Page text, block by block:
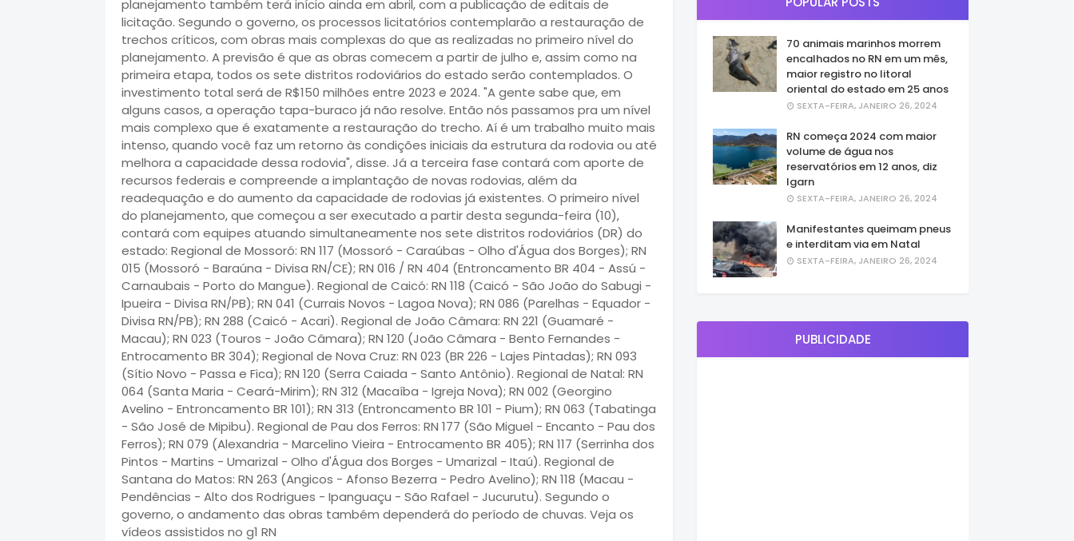
planejamento também terá início ainda em abril, com a publicação de editais de
licitação. Segundo o governo, os processos licitatórios contemplarão a restauração de
trechos críticos, com obras mais complexas do que as realizadas no primeiro nível do
planejamento. A previsão é que as obras comecem a partir de julho e, assim como na
primeira etapa, todos os sete distritos rodoviários do estado serão contemplados. O
investimento total será de R$150 milhões entre 2023 e 2024. "A gente sabe que, em
alguns casos, a operação tapa-buraco já não resolve. Então nós passamos pra um nível
mais complexo que é exatamente a restauração do trecho. Aí é um trabalho muito mais
intenso, quando você faz um retorno às condições iniciais da estrutura da rodovia ou até
melhora a capacidade dessa rodovia", disse. Já a terceira fase contará com aporte de
recursos federais e compreende a implantação de novas rodovias, além da
readequação e do aumento da capacidade de rodovias já existentes. O primeiro nível
do planejamento, que começou a ser executado a partir desta segunda-feira (10),
contará com equipes atuando simultaneamente nos sete distritos rodoviários (DR) do
estado: Regional de Mossoró: RN 117 (Mossoró - Caraúbas - Olho d'Água dos Borges); RN
015 (Mossoró - Baraúna - Divisa RN/CE); RN 016 / RN 404 (Entroncamento BR 404 - Assú -
Carnaubais - Porto do Mangue). Regional de Caicó: RN 118 (Caicó - São João do Sabugi -
Ipueira - Divisa RN/PB); RN 041 (Currais Novos - Lagoa Nova); RN 086 (Parelhas - Equador -
Divisa RN/PB); RN 288 (Caicó - Acari). Regional de João Câmara: RN 221 (Guamaré -
Macau); RN 023 (Touros - João Câmara); RN 120 (João Câmara - Bento Fernandes -
Entrocamento BR 304); Regional de Nova Cruz: RN 023 (BR 226 - Lajes Pintadas); RN 093
(Sítio Novo - Passa e Fica); RN 120 (Serra Caiada - Santo Antônio). Regional de Natal: RN
064 (Santa Maria - Ceará-Mirim); RN 312 (Macaíba - Igreja Nova); RN 002 (Georgino
Avelino - Entroncamento BR 101); RN 313 (Entroncamento BR 101 - Pium); RN 063 (Tabatinga
- São José de Mipibu). Regional de Pau dos Ferros: RN 177 (São Miguel - Encanto - Pau dos
Ferros); RN 079 (Alexandria - Marcelino Vieira - Entrocamento BR 405); RN 117 (Serrinha dos
Pintos - Martins - Umarizal - Olho d'Água dos Borges - Umarizal - Itaú). Regional de
Santana do Matos: RN 263 (Angicos - Afonso Bezerra - Pedro Avelino); RN 118 (Macau -
Pendências - Alto dos Rodrigues - Ipanguaçu - São Rafael - Jucurutu). Segundo o
governo, o andamento das obras também dependerá do período de chuvas. Veja os
vídeos assistidos no g1 RN
70 animais marinhos morrem
encalhados no RN em um mês,
maior registro no litoral
oriental do estado em 25 anos
SEXTA-FEIRA, JANEIRO 26, 2024
RN começa 2024 com maior
volume de água nos
reservatórios em 12 anos, diz
Igarn
SEXTA-FEIRA, JANEIRO 26, 2024
Manifestantes queimam pneus
e interditam via em Natal
SEXTA-FEIRA, JANEIRO 26, 2024
PUBLICIDADE